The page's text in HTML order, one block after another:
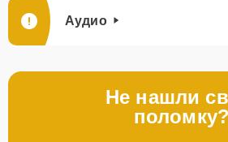
Аудио
Не нашли
поломку?